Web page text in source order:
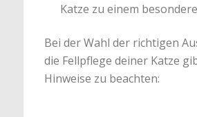
Katze zu einem
Bei der Wahl der richtigen
die Fellpflege deiner Katze
Hinweise zu beachten: